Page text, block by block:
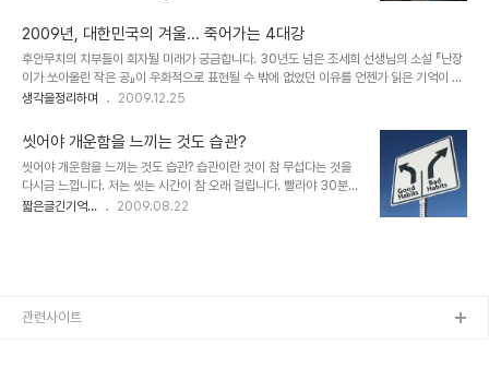
눈 글의 주제와 알..
그냥 습관적으로 사람의 얼굴을 보더라도 자연스럽게 누구와 닮았다
는 생각을 하기도 하고, 주변에 지인이나 가까운 사람들이 있으면 그
생각을 말하곤 합니다. -물론 이것이 저만의 독특한 습관은 아닐 겁니
다. 적지 않은 분들이 그러신 것을 많이 봅니다.- 그래서 때로는 저로
부터 그런 얘기를 자주 듣는 사람들의 경우는 이제 그만하라고 하기도
과학은 관찰이라는 말을..
2009년, 대한민국의 겨울... 죽어가는 4대강
후안무치의 치부들이 회자될 미래가 궁금합니다. 30년도 넘은 조세희 선생님의 소설 『난장
이가 쏘아올린 작은 공』이 우화적으로 표현될 수 밖에 없었던 이유를 언젠가 읽은 기억이 있
습니다. 그건... 세상이 흉흉해지고 왜곡된 힘이 창궐하게 되면 힘 없는 미물과 같은 민초들은
짖는다는 의미였습니다. ▲ 난장이가 쏘아올린 작은 공 워낙 헤게모니로 온통 둘러싸인 현세
인지라 무엇이 맞고 틀린지 구분할 길이 막연한 것도 사실이지만, 중요한 건 마음이 가는 곳
은 따로 있는 게 아닌가 싶습니다. 정말 아니다 싶은데에는 분명 이유가 있고, 그 근거있는 목
소리들의 모습들은 한결같이 근본적인 사람과 자연, 그 세상을 향하고 있다는 사실..
생각을정리하며 2009.12.25
씻어야 개운함을 느끼는 것도 습관?
씻어야 개운함을 느끼는 것도 습관? 습관이란 것이 참 무섭다는 것을
다시금 느낍니다. 저는 씻는 시간이 참 오래 걸립니다. 빨라야 30분...
언제부터 이렇게 시간이 오래 걸렸는지는 기억에 없지만, 암튼 그렇습
다면 더 많은 분들이 이 글을 보실 수 있도록 추천 부탁드립니다.
짧은글긴기억... 2009.08.22
관련사이트